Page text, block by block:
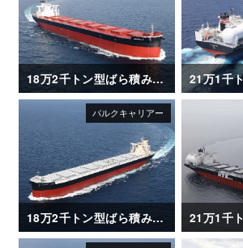
18万2千トン型ばら積み運搬船「AQUABELLA」
18万2千トン型ばら積み運搬船「GLOBAL FUTURE」